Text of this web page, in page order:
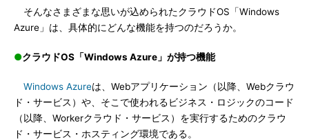
そんなさまざまな思いが込められたクラウドOS「Windows
Azure」は、具体的にどんな機能を持つのだろうか。
●クラウドOS「Windows Azure」が持つ機能
Windows Azureは、Webアプリケーション（以降、Webクラウ
ド・サービス）や、そこで使われるビジネス・ロジックのコード
（以降、Workerクラウド・サービス）を実行するためのクラウ
ド・サービス・ホスティング環境である。